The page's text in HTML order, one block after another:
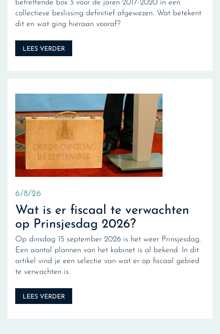
betreffende box 3 voor de jaren 2017-2020 in een
collectieve beslissing definitief afgewezen. Wat betekent
dit en wat ging hieraan vooraf?
LEES VERDER
6/8/26
Wat is er fiscaal te verwachten
op Prinsjesdag 2026?
Op dinsdag 15 september 2026 is het weer Prinsjesdag.
Een aantal plannen van het kabinet is al bekend. In dit
artikel vind je een selectie van wat er op fiscaal gebied
te verwachten is.
LEES VERDER